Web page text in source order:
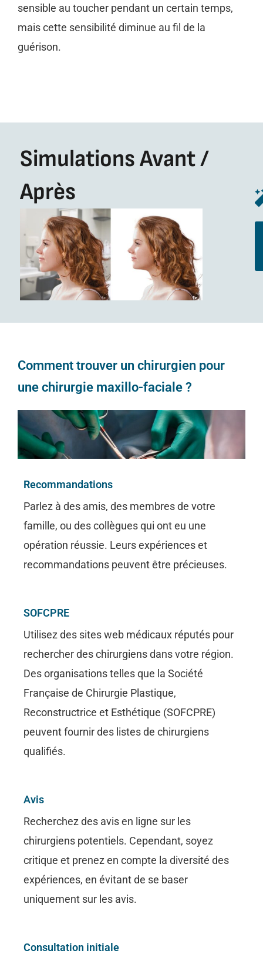
sensible au toucher pendant un certain temps,
mais cette sensibilité diminue au fil de la
guérison.
Simulations Avant /
Après
Comment trouver un chirurgien pour
une chirurgie maxillo-faciale ?
Recommandations
Parlez à des amis, des membres de votre
famille, ou des collègues qui ont eu une
opération réussie. Leurs expériences et
recommandations peuvent être précieuses.
SOFCPRE
Utilisez des sites web médicaux réputés pour
rechercher des chirurgiens dans votre région.
Des organisations telles que la Société
Française de Chirurgie Plastique,
Reconstructrice et Esthétique (SOFCPRE)
peuvent fournir des listes de chirurgiens
qualifiés.
Avis
Recherchez des avis en ligne sur les
chirurgiens potentiels. Cependant, soyez
critique et prenez en compte la diversité des
expériences, en évitant de se baser
uniquement sur les avis.
Consultation initiale